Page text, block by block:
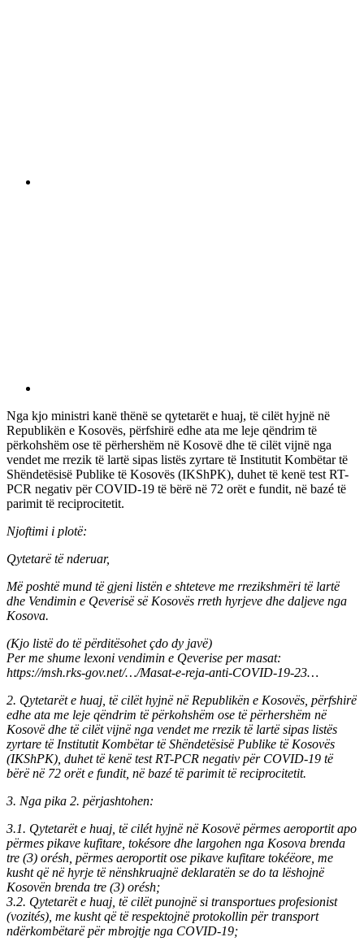
Nga kjo ministri kanë thënë se qytetarët e huaj, të cilët hyjnë në
Republikën e Kosovës, përfshirë edhe ata me leje qëndrim të
përkohshëm ose të përhershëm në Kosovë dhe të cilët vijnë nga
vendet me rrezik të lartë sipas listës zyrtare të Institutit Kombëtar të
Shëndetësisë Publike të Kosovës (IKShPK), duhet të kenë test RT-
PCR negativ për COVID-19 të bërë në 72 orët e fundit, në bazé të
parimit të reciprocitetit.
Njoftimi i plotë:
Qytetarë të nderuar,
Më poshtë mund të gjeni listën e shteteve me rrezikshmëri të lartë
dhe Vendimin e Qeverisë së Kosovës rreth hyrjeve dhe daljeve nga
Kosova.
(Kjo listë do të përditësohet çdo dy javë)
Per me shume lexoni vendimin e Qeverise per masat:
https://msh.rks-gov.net/…/Masat-e-reja-anti-COVID-19-23…
2. Qytetarët e huaj, të cilët hyjnë në Republikën e Kosovës, përfshirë
edhe ata me leje qëndrim të përkohshëm ose të përhershëm në
Kosovë dhe të cilët vijnë nga vendet me rrezik të lartë sipas listës
zyrtare të Institutit Kombëtar të Shëndetësisë Publike të Kosovës
(IKShPK), duhet të kenë test RT-PCR negativ për COVID-19 të
bërë në 72 orët e fundit, në bazé të parimit të reciprocitetit.
3. Nga pika 2. përjashtohen:
3.1. Qytetarët e huaj, të cilét hyjnë në Kosovë përmes aeroportit apo
përmes pikave kufitare, tokésore dhe largohen nga Kosova brenda
tre (3) orésh, përmes aeroportit ose pikave kufitare tokéëore, me
kusht që në hyrje të nënshkruajnë deklaratën se do ta lëshojnë
Kosovën brenda tre (3) orésh;
3.2. Qytetarët e huaj, të cilët punojnë si transportues profesionist
(vozités), me kusht që të respektojnë protokollin për transport
ndërkombëtarë për mbrojtje nga COVID-19;